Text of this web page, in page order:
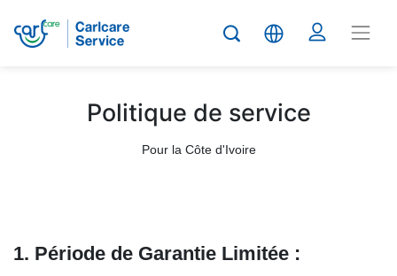
Politique de service
Pour la Côte d'Ivoire
1. Période de Garantie Limitée :